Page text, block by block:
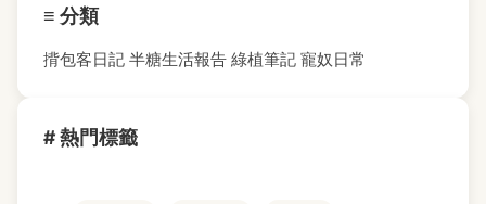
≡ 分類
揹包客日記 半糖生活報告 綠植筆記 寵奴日常
# 熱門標籤